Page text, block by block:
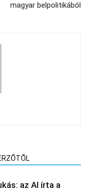
magyar belpolitikából
az AI írta a